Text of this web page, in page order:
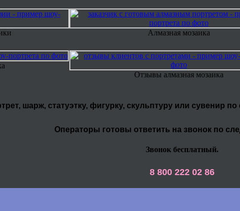
Алмазная мозаика
Отзывы алмазная мозаика
шарж, статуэтку, фигурку, скульптуру или сувенир
Операторы готовы ответить на звонок по
Звонок бесплатный.
8 800 222 02 86